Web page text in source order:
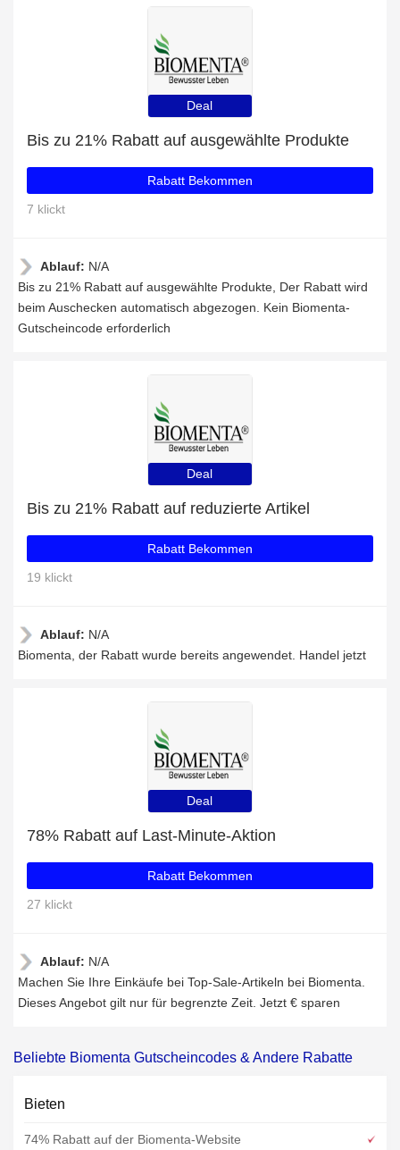
Deal
Bis zu 21% Rabatt auf ausgewählte Produkte
Rabatt Bekommen
7 klickt
Ablauf: N/A
Bis zu 21% Rabatt auf ausgewählte Produkte, Der Rabatt wird
beim Auschecken automatisch abgezogen. Kein Biomenta-
Gutscheincode erforderlich
Deal
Bis zu 21% Rabatt auf reduzierte Artikel
Rabatt Bekommen
19 klickt
Ablauf: N/A
Biomenta, der Rabatt wurde bereits angewendet. Handel jetzt
Deal
78% Rabatt auf Last-Minute-Aktion
Rabatt Bekommen
27 klickt
Ablauf: N/A
Machen Sie Ihre Einkäufe bei Top-Sale-Artikeln bei Biomenta.
Dieses Angebot gilt nur für begrenzte Zeit. Jetzt € sparen
Beliebte Biomenta Gutscheincodes & Andere Rabatte
Bieten
74% Rabatt auf der Biomenta-Website